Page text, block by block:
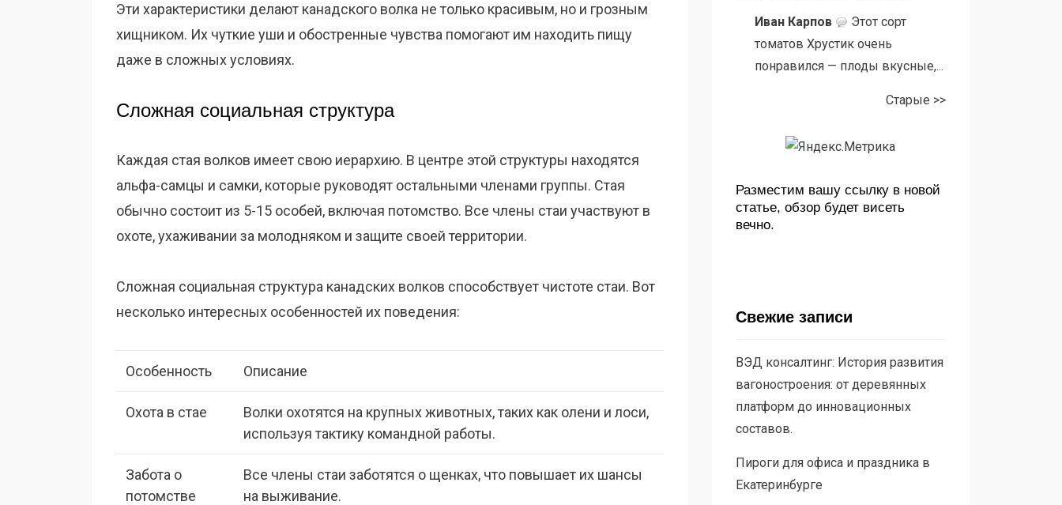
Эти характеристики делают канадского волка не только красивым, но и грозным
хищником. Их чуткие уши и обостренные чувства помогают им находить пищу
даже в сложных условиях.
Сложная социальная структура
Каждая стая волков имеет свою иерархию. В центре этой структуры находятся
альфа-самцы и самки, которые руководят остальными членами группы. Стая
обычно состоит из 5-15 особей, включая потомство. Все члены стаи участвуют в
охоте, ухаживании за молодняком и защите своей территории.
Сложная социальная структура канадских волков способствует чистоте стаи. Вот
несколько интересных особенностей их поведения:
Особенность Описание
Охота в стае
Волки охотятся на крупных животных, таких как олени и лоси,
используя тактику командной работы.
Забота о
потомстве
Все члены стаи заботятся о щенках, что повышает их шансы
на выживание.
Иван Карпов
Этот сорт
томатов Хрустик очень
понравился — плоды вкусные,...
Старые >>
Разместим вашу ссылку в новой
статье, обзор будет висеть
вечно.
Свежие записи
ВЭД консалтинг: История развития
вагоностроения: от деревянных
платформ до инновационных
составов.
Пироги для офиса и праздника в
Екатеринбурге